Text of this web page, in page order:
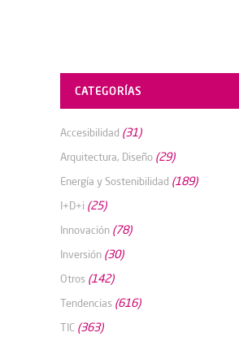
CATEGORÍAS
Accesibilidad (31)
Arquitectura, Diseño (29)
Energía y Sostenibilidad (189)
I+D+i (25)
Innovación (78)
Inversión (30)
Otros (142)
Tendencias (616)
TIC (363)